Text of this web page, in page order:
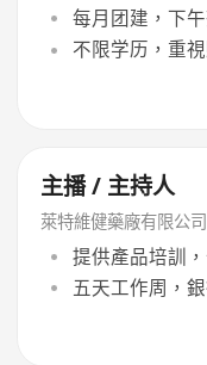
每月团建，下
不限学历，重
主播 / 主持人
萊特維健藥廠有限公司
提供產品培訓
五天工作周，